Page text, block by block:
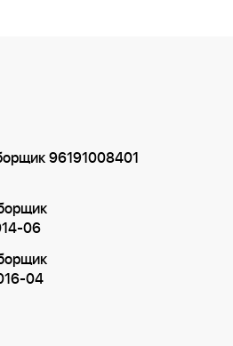
96191008401
06
04